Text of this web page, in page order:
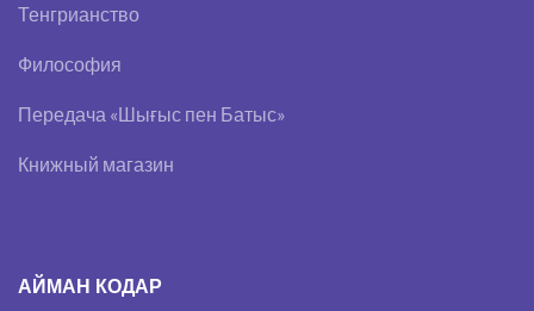
Тенгрианство
Философия
Передача «Шығыс пен Батыс»
Книжный магазин
АЙМАН КОДАР